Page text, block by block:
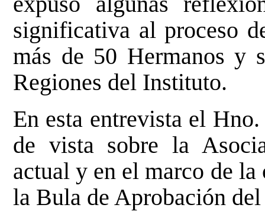
significativa al proceso
más de 50 Hermanos y
Regiones del Instituto.
En esta entrevista el
de vista sobre la
actual y en el marco de
la Bula de Aprobación